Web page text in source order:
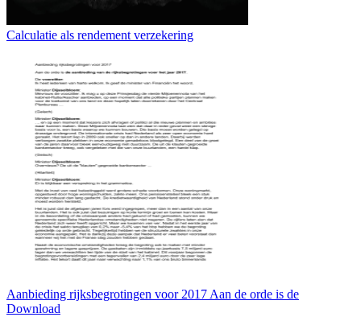
Calculatie als rendement verzekering
Aanbieding rijksbegrotingen voor 2017 Aan de orde is de
Download